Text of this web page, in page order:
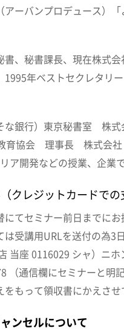
ーバンプロデュース）
、秘書課長、現在株式
1995年ベストセクレタリ
銀行）東京秘書室 株式
育協会 理事長 株式会社
ア開発などの授業、企業
（クレジットカードで
てセミナー前日までに
は受講用URLを送付の為
当座 0116029 シャ）ニ
（通信欄にセミナーと明
もって領収書にかえさせ
ンセルについて